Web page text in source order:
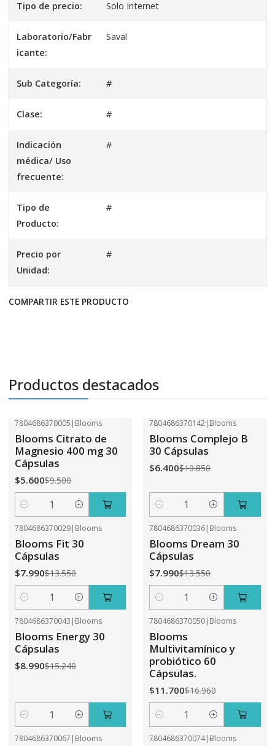
Tipo de precio: Solo Internet
Laboratorio/Fabr
icante:
Saval
Sub Categoría: #
Clase: #
Indicación
médica/ Uso
frecuente:
#
Tipo de
Producto:
#
Precio por
Unidad:
#
COMPARTIR ESTE PRODUCTO
Productos destacados
7804686370005 | Blooms
Blooms Citrato de
Magnesio 400 mg 30
Cápsulas
$5.600$9.500
Cantidad
7804686370142| Blooms
Blooms Complejo B
30 Cápsulas
$6.400$10.850
Cantidad
7804686370029| Blooms
Blooms Fit 30
Cápsulas
$7.990$13.550
Cantidad
7804686370036| Blooms
Blooms Dream 30
Cápsulas
$7.990$13.550
Cantidad
7804686370043 | Blooms
Blooms Energy 30
Cápsulas
$8.990$15.240
Cantidad
7804686370050| Blooms
Blooms
Multivitamínico y
probiótico 60
Cápsulas.
$11.700$16.960
Cantidad
7804686370067 | Blooms 7804686370074| Blooms